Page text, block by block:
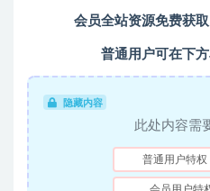
会员全站资源免费获
普通用户可在下
隐藏内容
此处内容需
普通用户特权